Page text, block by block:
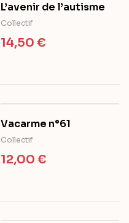
L’avenir de l’autisme
Collectif
14,50 €
Vacarme n°61
Collectif
12,00 €